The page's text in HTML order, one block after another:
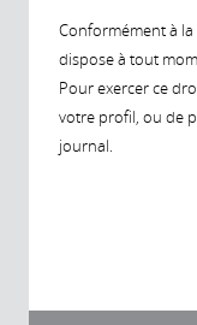
Conformément à la
dispose à tout
Pour exercer ce
votre profil, ou de
journal.